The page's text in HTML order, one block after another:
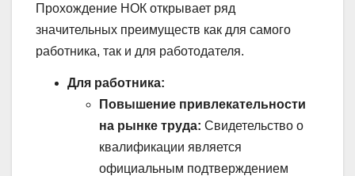
Прохождение НОК открывает ряд
значительных преимуществ как для самого
работника, так и для работодателя.
Для работника:
Повышение привлекательности
на рынке труда: Свидетельство о
квалификации является
официальным подтверждением